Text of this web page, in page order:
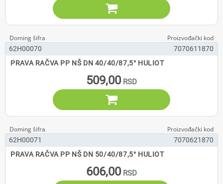

62H00070
7070611870
PRAVA RAČVA PP NŠ DN 40/40/87,5° HULIOT
509,00

62H00071
7070621870
PRAVA RAČVA PP NŠ DN 50/40/87,5° HULIOT
606,00